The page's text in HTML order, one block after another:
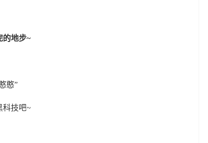
的地步~
憨”
科技吧~